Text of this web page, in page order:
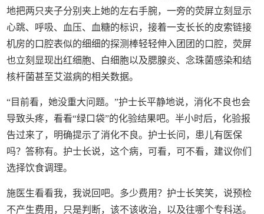
地把两只夹子分别夹上她的左右手腕，一旁的荧屏立刻显示
心跳、呼吸、血压、血糖的标识，接着一支长长的皮索链接
机房的口腔表似的细细的探测棒轻轻伸入团团的口腔，荧屏
也立刻显现出红细胞、白细胞以及腮腺炎、念珠菌感染和结
核杆菌甚至艾滋病的相关数据。
“目前看，她没重大问题。”护士长平静地说，消化不良也会
导致头疼，看看“绿口袋”的化验结果吧。半小时后，化验报
告过来了，明确提示了消化不良。护士长问，患儿有医保
吗？答称有。护士长说，这个病，可看，可不看，建议你们
选择饮食调理。
施医生看看我，我说回吧。多少费用？护士长笑笑，说预检
不产生费用，只是判断，该不该收治，以及往哪个专科送。